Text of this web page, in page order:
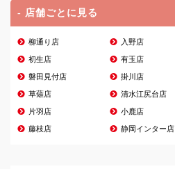
- 店舗ごとに見る
柳通り店 入野店
初生店 有玉店
磐田見付店 掛川店
草薙店 清水江尻台店
片羽店 小鹿店
藤枝店 静岡インター店